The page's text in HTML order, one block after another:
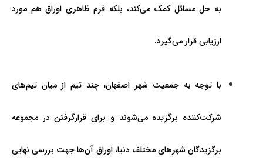
به حل مسائل کمک می‌­کند، بلکه فرم ظاهری اوراق هم مورد
ارزيابی قرار می‌گيرد.
با توجه به جمعيت شهر اصفهان، چند تیم از ميان تيم‌های
شرکت­‌کننده برگزيده می­‌شوند و برای قرارگرفتن در مجموعه
برگزیدگان شهرهای مختلف دنيا، اوراق آن‌ها جهت بررسی نهایی